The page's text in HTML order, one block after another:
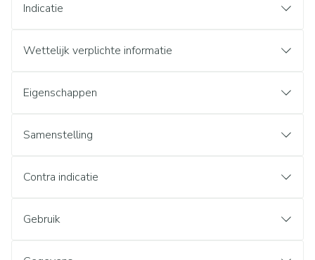
Indicatie
Wettelijk verplichte informatie
Eigenschappen
Samenstelling
Contra indicatie
Gebruik